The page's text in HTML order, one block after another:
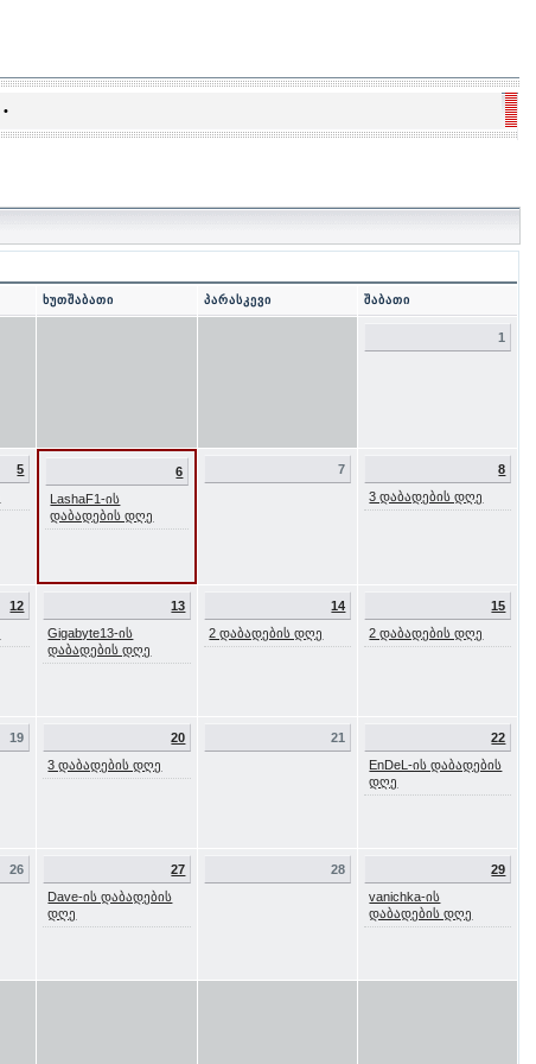
•
ხუთშაბათი პარასკევი შაბათი
1
5
6
LashaF1-ის
დაბადების დღე
7
8
3 დაბადების დღე
12
13
Gigabyte13-ის
დაბადების დღე
14
2 დაბადების დღე
15
2 დაბადების დღე
19
20
3 დაბადების დღე
21
22
EnDeL-ის დაბადების
დღე
26
27
Dave-ის დაბადების
დღე
28
29
vanichka-ის
დაბადების დღე